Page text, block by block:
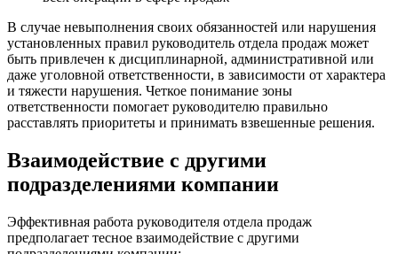
В случае невыполнения своих обязанностей или нарушения
установленных правил руководитель отдела продаж может
быть привлечен к дисциплинарной, административной или
даже уголовной ответственности, в зависимости от характера
и тяжести нарушения. Четкое понимание зоны
ответственности помогает руководителю правильно
расставлять приоритеты и принимать взвешенные решения.
Взаимодействие с другими
подразделениями компании
Эффективная работа руководителя отдела продаж
предполагает тесное взаимодействие с другими